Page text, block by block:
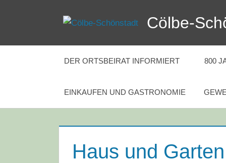
Cölbe-
DER ORTSBEIRAT INFORMIERT 800
EINKAUFEN UND GASTRONOMIE
Haus und Garten